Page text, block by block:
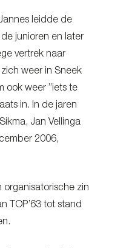
leidde de
junioren en later
vertrek naar
weer in Sneek
ook weer ”iets te
in. In de jaren
Jan Vellinga
2006,
zin
TOP’63 tot stand